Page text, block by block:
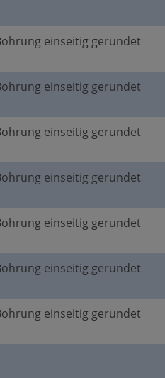
einseitig gerundet
einseitig gerundet
einseitig gerundet
einseitig gerundet
einseitig gerundet
einseitig gerundet
einseitig gerundet